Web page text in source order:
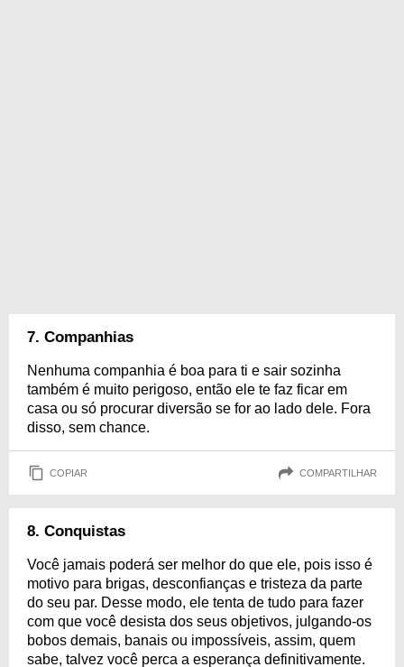
7. Companhias
Nenhuma companhia é boa para ti e sair sozinha
também é muito perigoso, então ele te faz ficar em
casa ou só procurar diversão se for ao lado dele. Fora
disso, sem chance.
COPIAR COMPARTILHAR
8. Conquistas
Você jamais poderá ser melhor do que ele, pois isso é
motivo para brigas, desconfianças e tristeza da parte
do seu par. Desse modo, ele tenta de tudo para fazer
com que você desista dos seus objetivos, julgando-os
bobos demais, banais ou impossíveis, assim, quem
sabe, talvez você perca a esperança definitivamente.